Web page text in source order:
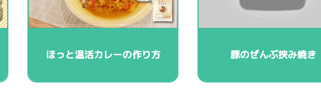
ほっと温活カレーの作り方 豚のぜんぶ挟み焼き